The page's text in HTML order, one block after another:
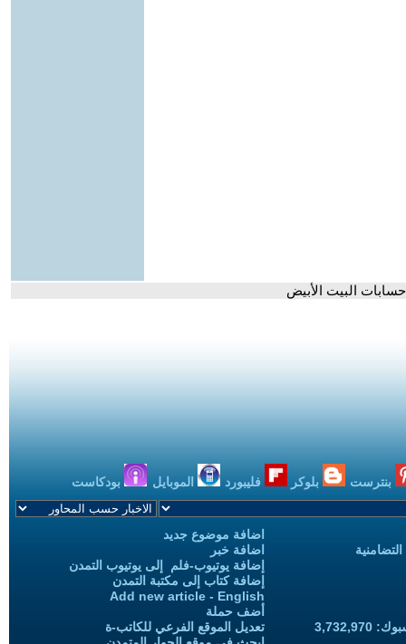
البيت الأبيض
بنترست بلوكر فليبورد الموبايل بودكاست
اضافة موضوع جديد
اضافة خبر
إضافة يوتيوب-فلم إلى يوتيوب التمدن
إضافة كتاب إلى مكتبة التمدن
Add new article - English
أضف حملة
تعديل الموقع الفرعي للكاتب-ة